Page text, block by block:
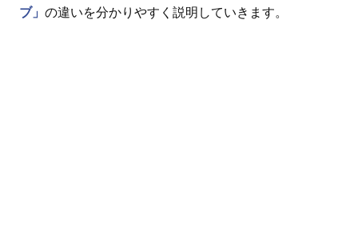
ブ」 の違いを分かりやすく説明していきます。